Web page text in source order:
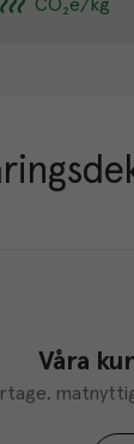
CO₂e/kg
Våra